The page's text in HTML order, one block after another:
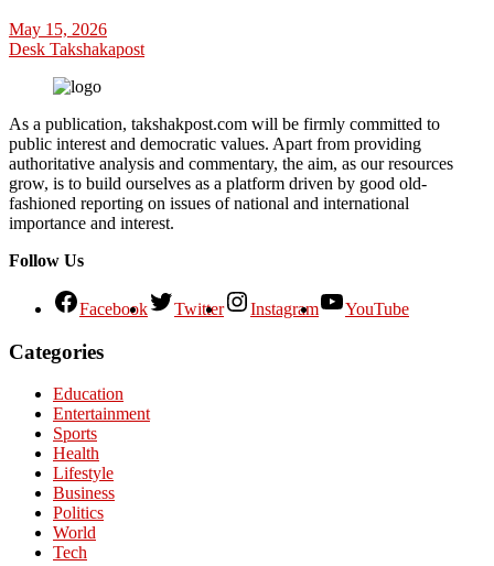
May 15, 2026
Desk Takshakapost
As a publication, takshakpost.com will be firmly committed to
public interest and democratic values. Apart from providing
authoritative analysis and commentary, the aim, as our resources
grow, is to build ourselves as a platform driven by good old-
fashioned reporting on issues of national and international
importance and interest.
Follow Us
Facebook Twitter Instagram YouTube
Categories
Education
Entertainment
Sports
Health
Lifestyle
Business
Politics
World
Tech